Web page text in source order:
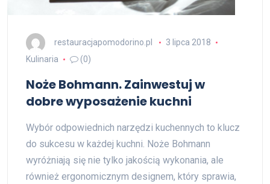
restauracjapomodorino.pl
3 lipca 2018
Kulinaria
(0)
Noże Bohmann. Zainwestuj w
dobre wyposażenie kuchni
Wybór odpowiednich narzędzi kuchennych to klucz
do sukcesu w każdej kuchni. Noże Bohmann
wyróżniają się nie tylko jakością wykonania, ale
również ergonomicznym designem, który sprawia,